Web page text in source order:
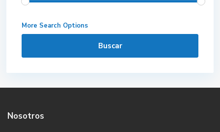
More Search Options
Buscar
Nosotros